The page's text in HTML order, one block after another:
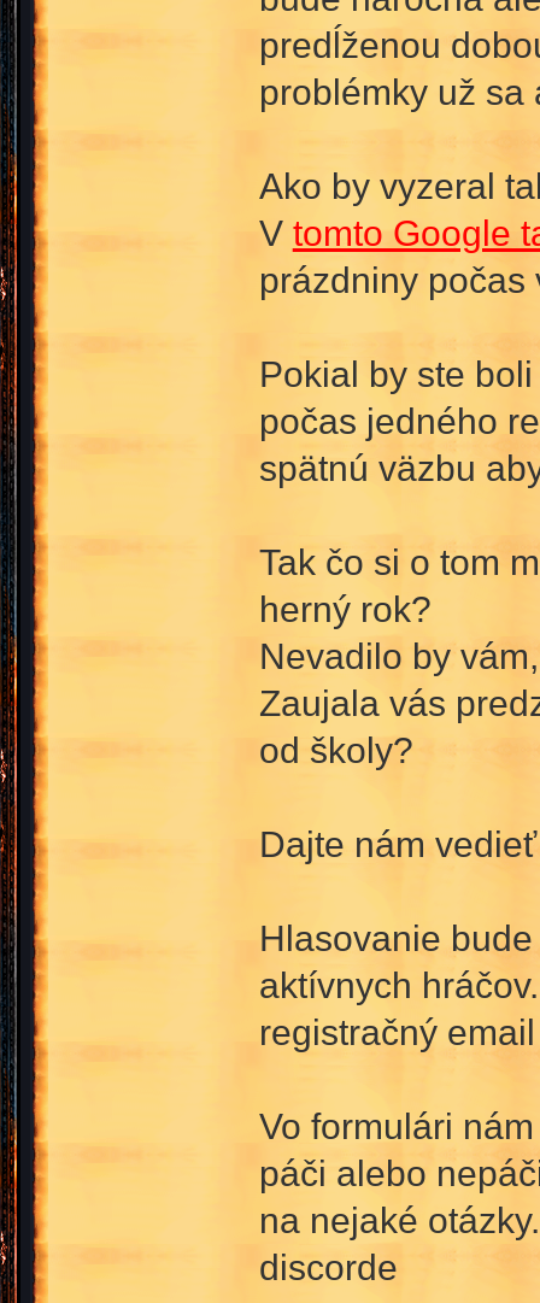
predĺženou
problémky už sa
Ako by vyzeral
V tomto Google
prázdniny počas
Pokial by ste
počas jedného
spätnú väzbu
Tak čo si o tom
herný rok?
Nevadilo by
Zaujala vás
od školy?
Dajte nám
Hlasovanie
aktívnych
registračný
Vo formulári
páči alebo
na nejaké
discorde